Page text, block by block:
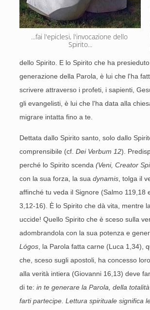
...fai l'epiclesi, l'invocazione dello
Spirito...
dello Spirito. E lo Spirito che ha
generazione della Parola, è lui che l'ha
scrivere attraverso i profeti, i sapienti,
gli evangelisti, è lui che l'ha data alla
migrare intatta fino a te.
Dettata dallo Spirito santo, solo dallo
comprensibile (cf. Dei Verbum 12).
perché lo Spirito scenda (Veni, Creator
con la sua forza, la sua dynamis , tolga il
affinché tu veda il Signore (Salmo 119,18
3,12-16). È lo Spirito che dà vita, mentre
uccide! Quello Spirito che è sceso sulla
adombrandola con la sua potenza e
Lógos , la Parola fatta carne (Luca 1,34),
che, sceso sugli apostoli, ha concesso
alla verità intiera (Giovanni 16,13) deve
di te: in te generare la Parola, della
farti partecipe. Lettura spirituale significa